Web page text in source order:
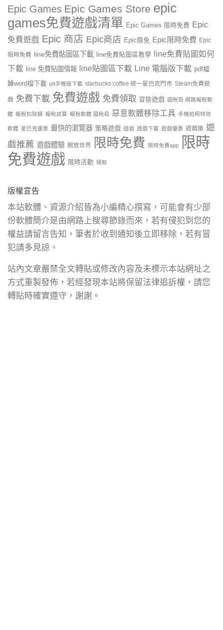
Epic Games Epic Games Store epic
games免費遊戲清單 Epic Games 限時免費 Epic
免費遊戲 Epic 商店 Epic商店 Epic限免 Epic限時免費 Epic
限時免費 line免費貼圖區下載 line免費貼圖區教學
line免費貼圖如何
下載 line 免費貼圖情報 line貼圖區下載 Line 電腦版下載 pdf檔
轉word檔下載 ptt手機版下載 starbucks coffee 統一星巴克門市 Steam免費遊
戲 免費下載 免費遊戲 免費領取 冒險遊戲 國稅局 網路報稅軟
體 報稅扣除額 報稅試算 報稅軟體 國稅局 惡意軟體移除工具 手機拍照特效
軟體 星巴克優惠 最快的瀏覽器 策略遊戲 遊戲 遊戲下載 遊戲優惠 遊戲庫 遊
戲推薦 遊戲體驗 開放世界 限時免費 限時免費app
限時
免費遊戲 限時活動 領取
版權宣告
本站軟體、資源介紹皆為小編精心撰寫，可能會有少部
份軟體簡介是由網路上搜尋節錄而來，若有侵犯到您的
權益請留言告知，筆者於收到通知後立即移除，若有冒
犯請多見諒。
站內文章嚴禁全文轉貼或修改內容及未標示本站網址之
方式重製發佈，若經發現本站將保留法律追訴權，請您
轉貼時確實遵守，謝謝。